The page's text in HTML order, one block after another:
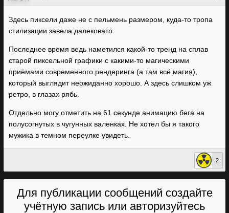
Здесь пиксели даже не с пельмень размером, куда-то тропа
стилизации завела далековато.
Последнее время ведь наметился какой-то тренд на сплав
старой пиксельной графики с какими-то магическими
приёмами современного рендеринга (а там всё магия),
который выглядит неожиданно хорошо. А здесь слишком уж
ретро, в глазах рябь.
Отдельно могу отметить на 61 секунде анимацию бега на
полусогнутых в чугунных валенках. Не хотел бы я такого
мужика в темном переулке увидеть.
2
Для публикации сообщений создайте
учётную запись или авторизуйтесь